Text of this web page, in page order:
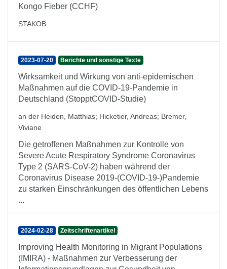
Kongo Fieber (CCHF)
STAKOB
2023-07-20 Berichte und sonstige Texte
Wirksamkeit und Wirkung von anti-epidemischen
Maßnahmen auf die COVID-19-Pandemie in
Deutschland (StopptCOVID-Studie)
an der Heiden, Matthias; Hicketier, Andreas; Bremer,
Viviane
Die getroffenen Maßnahmen zur Kontrolle von
Severe Acute Respiratory Syndrome Coronavirus
Type 2 (SARS-CoV-2) haben während der
Coronavirus Disease 2019-(COVID-19-)Pandemie
zu starken Einschränkungen des öffentlichen Lebens
...
2024-02-28 Zeitschriftenartikel
Improving Health Monitoring in Migrant Populations
(IMIRA) - Maßnahmen zur Verbesserung der